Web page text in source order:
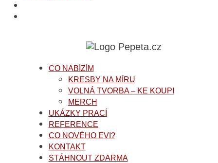
CO NABÍZÍM
KRESBY NA MÍRU
VOLNÁ TVORBA – KE KOUPI
MERCH
UKÁZKY PRACÍ
REFERENCE
CO NOVÉHO EVI?
KONTAKT
STÁHNOUT ZDARMA